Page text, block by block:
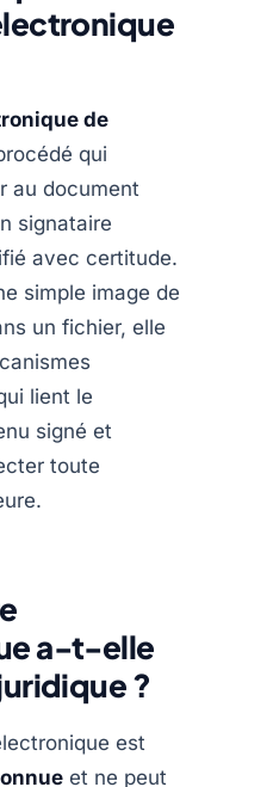
de
qui
au document
signataire
avec certitude.
simple image de
un fichier, elle
lient le
signé et
toute
a-t-elle
?
est
et ne peut